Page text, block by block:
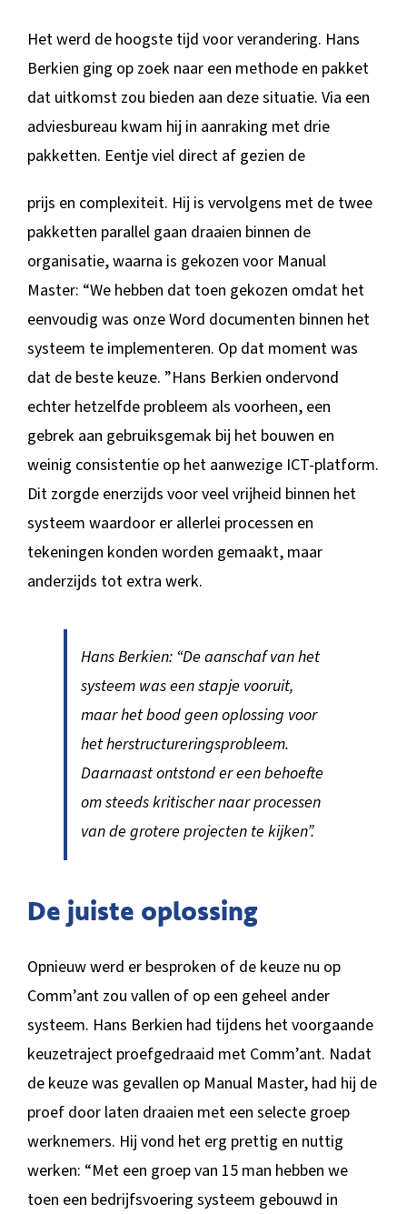
Het werd de hoogste tijd voor verandering. Hans
Berkien ging op zoek naar een methode en pakket
dat uitkomst zou bieden aan deze situatie. Via een
adviesbureau kwam hij in aanraking met drie
pakketten. Eentje viel direct af gezien de
prijs en complexiteit. Hij is vervolgens met de twee
pakketten parallel gaan draaien binnen de
organisatie, waarna is gekozen voor Manual
Master: “We hebben dat toen gekozen omdat het
eenvoudig was onze Word documenten binnen het
systeem te implementeren. Op dat moment was
dat de beste keuze. ”Hans Berkien ondervond
echter hetzelfde probleem als voorheen, een
gebrek aan gebruiksgemak bij het bouwen en
weinig consistentie op het aanwezige ICT-platform.
Dit zorgde enerzijds voor veel vrijheid binnen het
systeem waardoor er allerlei processen en
tekeningen konden worden gemaakt, maar
anderzijds tot extra werk.
Hans Berkien: “De aanschaf van het
systeem was een stapje vooruit,
maar het bood geen oplossing voor
het herstructureringsprobleem.
Daarnaast ontstond er een behoefte
om steeds kritischer naar processen
van de grotere projecten te kijken”.
De juiste oplossing
Opnieuw werd er besproken of de keuze nu op
Comm’ant zou vallen of op een geheel ander
systeem. Hans Berkien had tijdens het voorgaande
keuzetraject proefgedraaid met Comm’ant. Nadat
de keuze was gevallen op Manual Master, had hij de
proef door laten draaien met een selecte groep
werknemers. Hij vond het erg prettig en nuttig
werken: “Met een groep van 15 man hebben we
toen een bedrijfsvoering systeem gebouwd in